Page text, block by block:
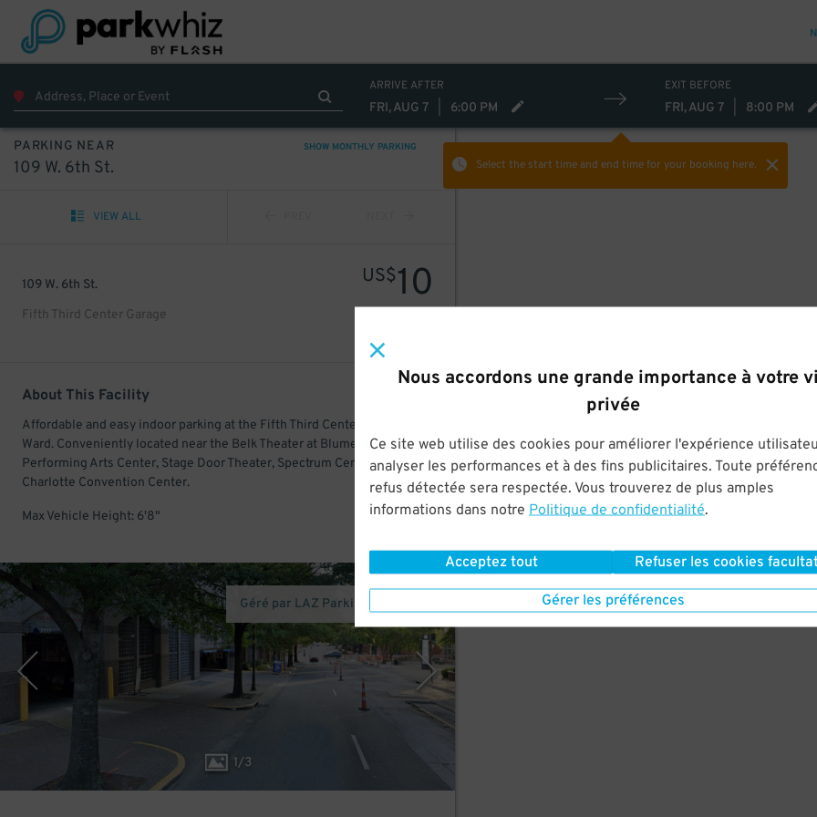
Nous accordons une grande importance à votre
privée
Ce site web utilise des cookies pour améliorer l'expérience
analyser les performances et à des fins publicitaires. Toute
refus détectée sera respectée. Vous trouverez de plus amples
informations dans notre Politique de confidentialité.
Acceptez tout Refuser les cookies
Gérer les préférences
ARRIVE AFTER
FRI, AUG 7 6:00 PM
EXIT BEFORE
FRI, AUG 7 8:00 PM
Select the start time and end timefor your booking here.
PARKING NEAR SHOW MONTHLY PARKING
109 W. 6th St.
VIEW ALL
109 W. 6th St.
Fifth Third Center Garage
US$10
About This Facility
Affordable and easy indoor parking at the Fifth Third Center in Fourth
Ward. Conveniently located near the Belk Theater at Blumenthal
Performing Arts Center, Stage Door Theater, Spectrum Center, and
Charlotte Convention Center.
Max Vehicle Height: 6'8"
1/3
Géré par LAZ Parking (Charlotte)